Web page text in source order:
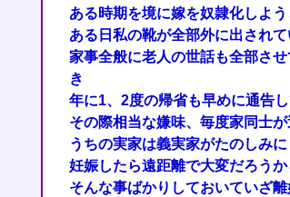
ある時期を境に嫁を奴隷化しよ
ある日私の靴が全部外に出され
家事全般に老人の世話も全部さ
き
年に1、2度の帰省も早めに通告
その際相当な嫌味、毎度家同士
うちの実家は義実家がたのしみ
妊娠したら遠距離で大変だろう
そんな事ばかりしておいていざ